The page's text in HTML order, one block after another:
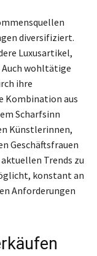
diversifiziert.
Luxusartikel,
wohltätige
ihre
Kombination aus
Scharfsinn
Künstlerinnen,
Geschäftsfrauen
Trends zu
konstant an
Anforderungen